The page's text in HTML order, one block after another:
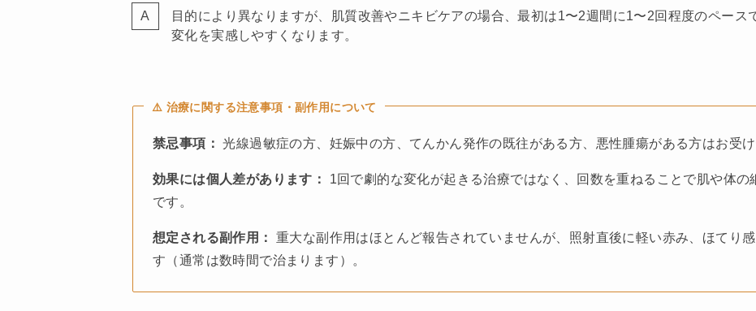
目的により異なりますが、肌質改善やニキビケアの場合、最初は1〜2週間に1〜2回程度のペース
変化を実感しやすくなります。
⚠️ 治療に関する注意事項・副作用について
禁忌事項： 光線過敏症の方、妊娠中の方、てんかん発作の既往がある方、悪性腫瘍がある方はお受
効果には個人差があります：
1回で劇的な変化が起きる治療ではなく、回数を重ねることで肌や体
です。
想定される副作用：
重大な副作用はほとんど報告されていませんが、照射直後に軽い赤み、ほてり
す（通常は数時間で治まります）。